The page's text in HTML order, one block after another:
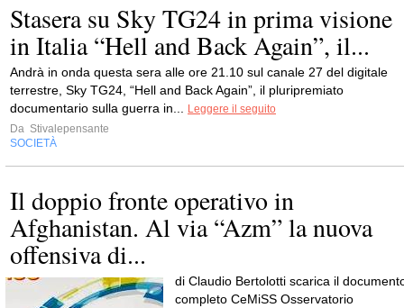
Stasera su Sky TG24 in prima visione
in Italia “Hell and Back Again”, il...
Andrà in onda questa sera alle ore 21.10 sul canale 27 del digitale
terrestre, Sky TG24, “Hell and Back Again”, il pluripremiato
documentario sulla guerra in... Leggere il seguito
Da Stivalepensante
SOCIETÀ
Il doppio fronte operativo in
Afghanistan. Al via “Azm” la nuova
offensiva di...
di Claudio Bertolotti scarica il
completo CeMiSS Osservatorio